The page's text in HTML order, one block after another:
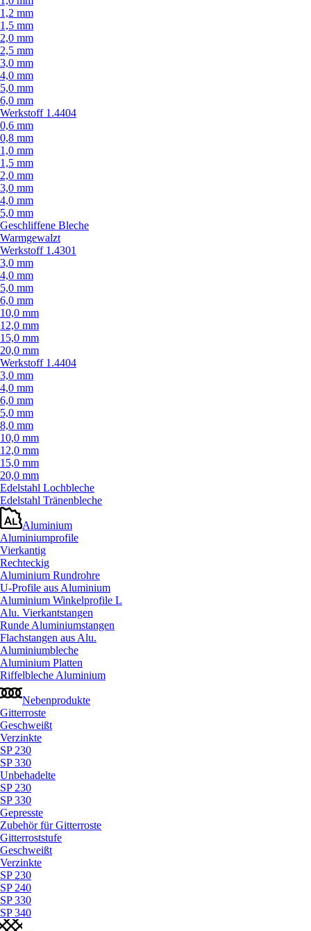
1,2 mm
1,5 mm
2,0 mm
2,5 mm
3,0 mm
4,0 mm
5,0 mm
6,0 mm
Werkstoff 1.4404
0,6 mm
0,8 mm
1,0 mm
1,5 mm
2,0 mm
3,0 mm
4,0 mm
5,0 mm
Geschliffene Bleche
Warmgewalzt
Werkstoff 1.4301
3,0 mm
4,0 mm
5,0 mm
6,0 mm
10,0 mm
12,0 mm
15,0 mm
20,0 mm
Werkstoff 1.4404
3,0 mm
4,0 mm
6,0 mm
5,0 mm
8,0 mm
10,0 mm
12,0 mm
15,0 mm
20,0 mm
Edelstahl Lochbleche
Edelstahl Tränenbleche
Aluminium
Aluminiumprofile
Vierkantig
Rechteckig
Aluminium Rundrohre
U-Profile aus Aluminium
Aluminium Winkelprofile L
Alu. Vierkantstangen
Runde Aluminiumstangen
Flachstangen aus Alu.
Aluminiumbleche
Aluminium Platten
Riffelbleche Aluminium
Nebenprodukte
Gitterroste
Geschweißt
Verzinkte
SP 230
SP 330
Unbehadelte
SP 230
SP 330
Gepresste
Zubehör für Gitterroste
Gitterroststufe
Geschweißt
Verzinkte
SP 230
SP 240
SP 330
SP 340